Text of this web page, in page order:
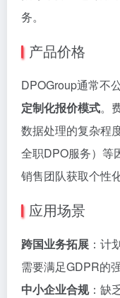
务。
产品价格
DPOGroup通常不
定制化报价模式。
数据处理的复杂程
全职DPO服务）等
销售团队获取个性
应用场景
跨国业务拓展 ：计
需要满足GDPR的
中小企业合规：缺